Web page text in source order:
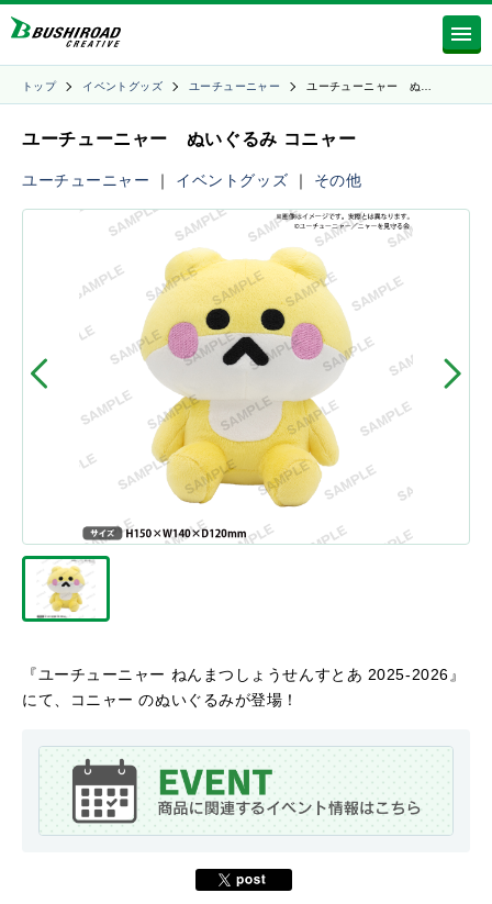
トップ イベントグッズ ユーチューニャー ユーチューニャー ぬ…
ユーチューニャー ぬいぐるみ コニャー
ユーチューニャー ｜ イベントグッズ ｜ その他
『ユーチューニャー ねんまつしょうせんすとあ 2025-2026』
にて、コニャー のぬいぐるみが登場！